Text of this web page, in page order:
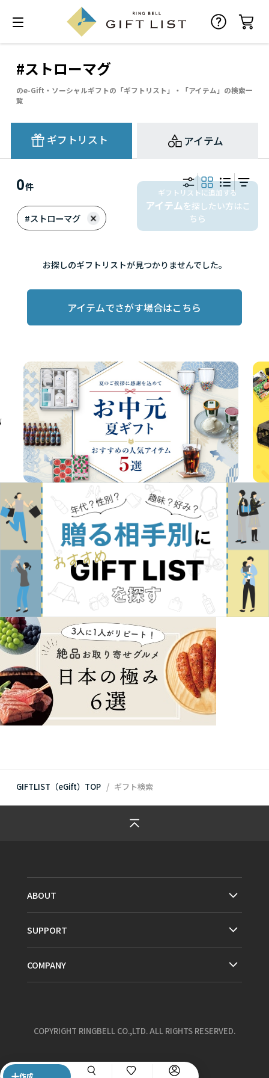
#ストローマグ
のe-Gift・ソーシャルギフトの「ギフトリスト」・「アイテム」の検索一
覧
ギフトリスト アイテム
ギフトリストに追加する
アイテムを探したい方はこ
ちら
0件
#ストローマグ
お探しのギフトリストが見つかりませんでした。
アイテムでさがす場合はこちら
GIFTLIST（eGift）TOP ギフト検索
ABOUT
SUPPORT
COMPANY
COPYRIGHT RINGBELL CO.,LTD. ALL RIGHTS RESERVED.
作成